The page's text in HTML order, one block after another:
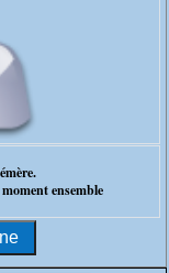
ensemble